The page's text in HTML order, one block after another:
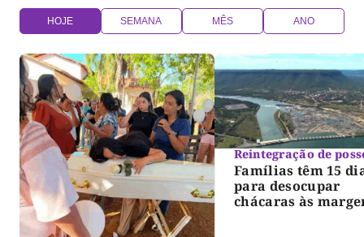
HOJE SEMANA MÊS ANO
Reintegração de
Famílias têm 15
para desocupar
chácaras às